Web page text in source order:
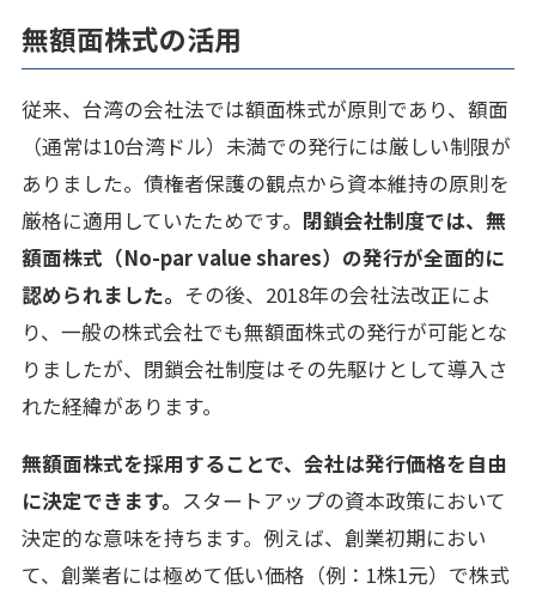
無額面株式の活用
従来、台湾の会社法では額面株式が原則であり、額面
（通常は10台湾ドル）未満での発行には厳しい制限が
ありました。債権者保護の観点から資本維持の原則を
厳格に適用していたためです。 閉鎖会社制度では、無
額面株式（No-par value shares）の発行が全面的に
認められました。 その後、2018年の会社法改正によ
り、一般の株式会社でも無額面株式の発行が可能とな
りましたが、閉鎖会社制度はその先駆けとして導入さ
れた経緯があります。
無額面株式を採用することで、会社は発行価格を自由
に決定できます。 スタートアップの資本政策において
決定的な意味を持ちます。例えば、創業初期におい
て、創業者には極めて低い価格（例：1株1元）で株式